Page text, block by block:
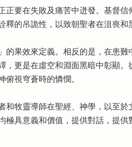
要在失敗及痛苦中迸發。基督
的吊詭性，以致朝聖者在沮喪和
的果效來定義。相反的是，在患
，更是在虛空和淵面黑暗中彰顯
俯視穹蒼時的憐憫。
和牧靈導師在聖經、神學，以至
具意義和價值，提供對話，提供